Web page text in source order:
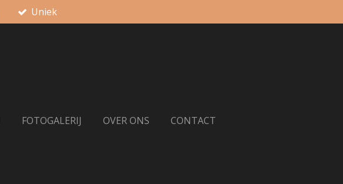
Uniek
FOTOGALERIJ OVER ONS CONTACT